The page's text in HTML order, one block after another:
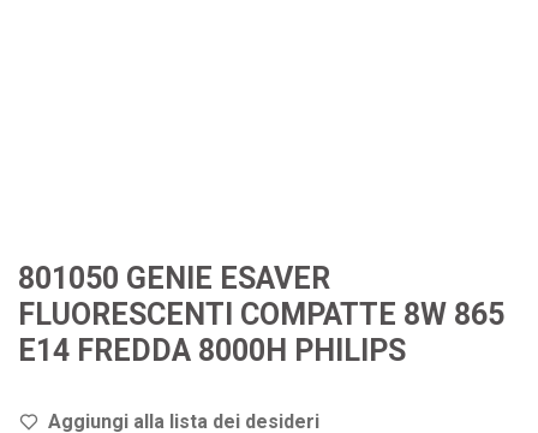
801050 GENIE ESAVER
FLUORESCENTI COMPATTE 8W 865
E14 FREDDA 8000H PHILIPS
Aggiungi alla lista dei desideri